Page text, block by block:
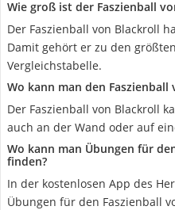
Wie groß ist der Faszienball
Der Faszienball von Blackroll
Damit gehört er zu den
Vergleichstabelle.
Wo kann man den
Der Faszienball von Blackroll
auch an der Wand oder auf
Wo kann man Übungen für
finden?
In der kostenlosen App des
Übungen für den Faszienball